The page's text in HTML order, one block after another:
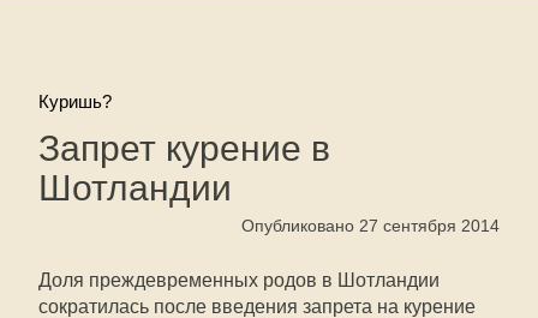
Куришь?
Запрет курение в
Шотландии
Опубликовано 27 сентября 2014
Доля преждевременных родов в Шотландии
сократилась после введения запрета на курение